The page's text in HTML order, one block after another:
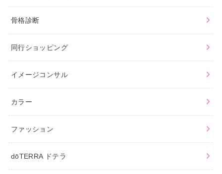
骨格診断
同行ショッピング
イメージコンサル
カラー
ファッション
dōTERRA ドテラ